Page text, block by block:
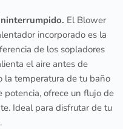
El Blower
incorporado es la
de los sopladores
el aire antes de
la temperatura de tu baño
potencia, ofrece un flujo de
Ideal para disfrutar de tu